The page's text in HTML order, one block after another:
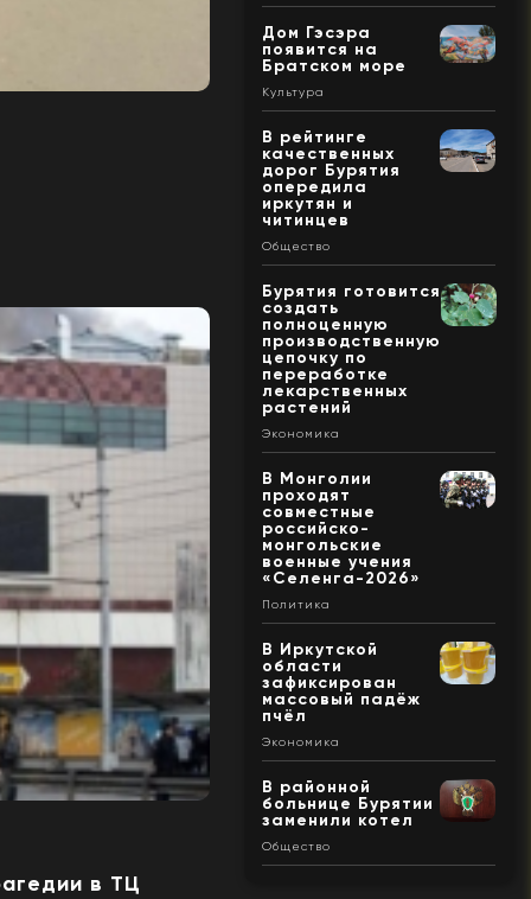
в ТЦ
Дом Гэсэра
появится на
Братском море
Культура
В рейтинге
качественных
дорог Бурятия
опередила
иркутян и
читинцев
Общество
Бурятия готовится
создать
полноценную
производственную
цепочку по
переработке
лекарственных
растений
Экономика
В Монголии
проходят
совместные
российско-
монгольские
военные учения
«Селенга-2026»
Политика
В Иркутской
области
зафиксирован
массовый падёж
пчёл
Экономика
В районной
больнице Бурятии
заменили котел
Общество